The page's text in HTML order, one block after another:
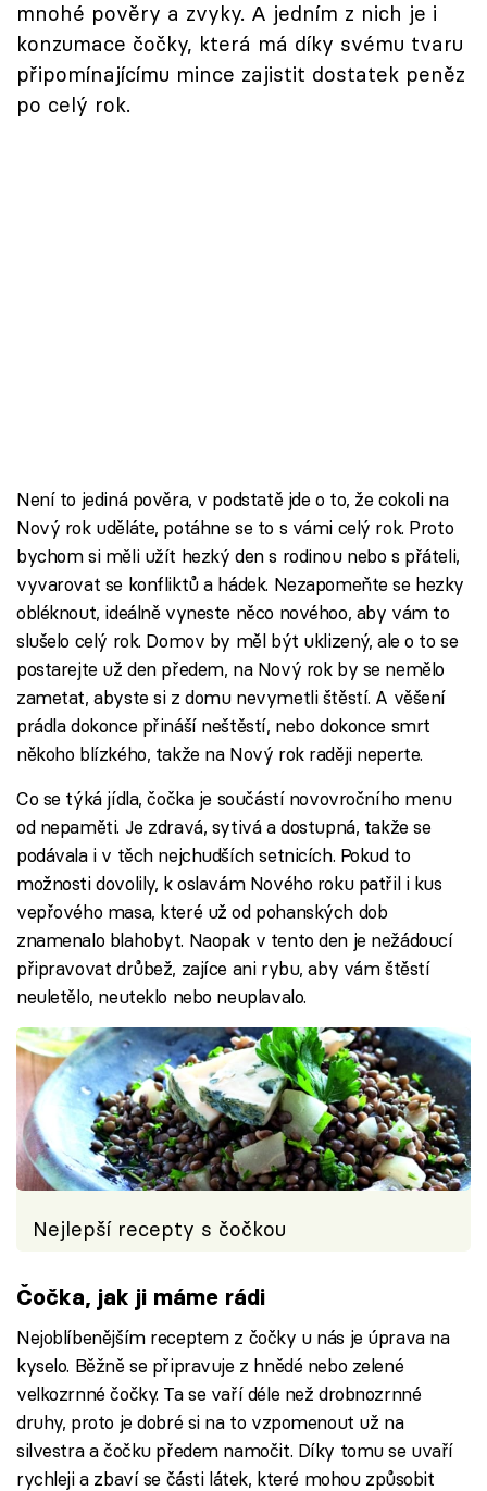
Sledujte nás
mnohé pověry a zvyky. A jedním z nich je i
konzumace čočky, která má díky svému tvaru
připomínajícímu mince zajistit dostatek peněz
po celý rok.
Není to jediná pověra, v podstatě jde o to, že cokoli na
Nový rok uděláte, potáhne se to s vámi celý rok. Proto
bychom si měli užít hezký den s rodinou nebo s přáteli,
vyvarovat se konfliktů a hádek. Nezapomeňte se hezky
obléknout, ideálně vyneste něco novéhoo, aby vám to
slušelo celý rok. Domov by měl být uklizený, ale o to se
postarejte už den předem, na Nový rok by se nemělo
zametat, abyste si z domu nevymetli štěstí. A věšení
prádla dokonce přináší neštěstí, nebo dokonce smrt
někoho blízkého, takže na Nový rok raději neperte.
Co se týká jídla, čočka je součástí novovročního menu
od nepaměti. Je zdravá, sytivá a dostupná, takže se
podávala i v těch nejchudších setnicích. Pokud to
možnosti dovolily, k oslavám Nového roku patřil i kus
vepřového masa, které už od pohanských dob
znamenalo blahobyt. Naopak v tento den je nežádoucí
připravovat drůbež, zajíce ani rybu, aby vám štěstí
neuletělo, neuteklo nebo neuplavalo.
Nejlepší recepty s čočkou
Čočka, jak ji máme rádi
Nejoblíbenějším receptem z čočky u nás je úprava na
kyselo. Běžně se připravuje z hnědé nebo zelené
velkozrnné čočky. Ta se vaří déle než drobnozrnné
druhy, proto je dobré si na to vzpomenout už na
silvestra a čočku předem namočit. Díky tomu se uvaří
rychleji a zbaví se části látek, které mohou způsobit